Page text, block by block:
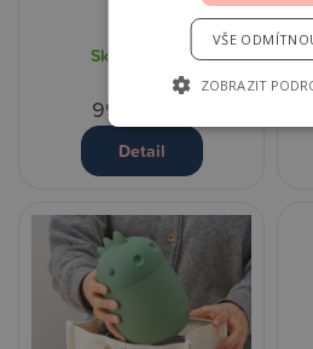
Skladem 2 ks
999,00 Kč
Detail
VŠE
ZOBRAZIT